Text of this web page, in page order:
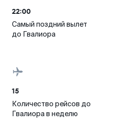
22:00
Самый поздний вылет
до Гвалиора
15
Количество рейсов до
Гвалиора в неделю